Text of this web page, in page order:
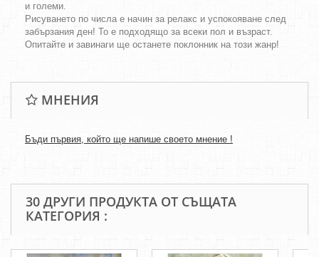
и големи.
Рисуването по числа е начин за релакс и успокояване след
забързания ден! То е подходящо за всеки пол и възраст.
Опитайте и завинаги ще останете поклонник на този жанр!
МНЕНИЯ
Бъди първия, който ще напише своето мнение !
30 ДРУГИ ПРОДУКТА ОТ СЪЩАТА
КАТЕГОРИЯ :